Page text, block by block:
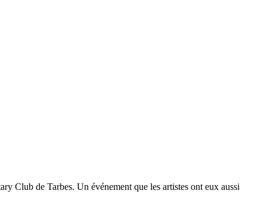
Club de Tarbes. Un événement que les artistes ont eux aussi